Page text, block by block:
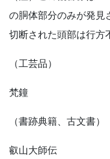
の胴体部分のみが発見
切断された頭部は行方
（工芸品）
梵鐘
（書跡典籍、古文書）
叡山大師伝